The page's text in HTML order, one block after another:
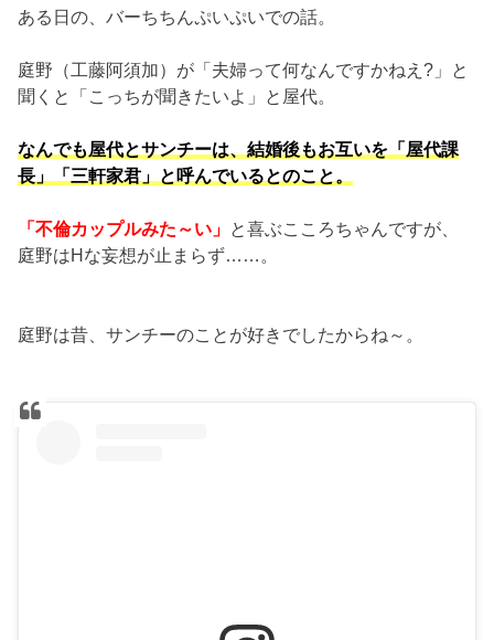
ある日の、バーちちんぷいぷいでの話。
庭野（工藤阿須加）が「夫婦って何なんですかねえ?」と
聞くと「こっちが聞きたいよ」と屋代。
なんでも屋代とサンチーは、結婚後もお互いを「屋代課
長」「三軒家君」と呼んでいるとのこと。
「不倫カップルみた～い」 と喜ぶこころちゃんですが、
庭野はHな妄想が止まらず……。
庭野は昔、サンチーのことが好きでしたからね～。